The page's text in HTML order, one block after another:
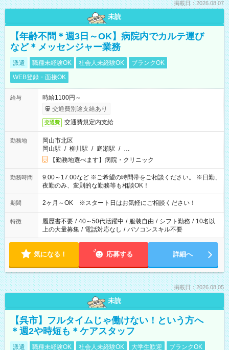
掲載日：2026.08.07
未読
【年齢不問＊週3日～OK】病院内でカルテ運び
など＊メッセンジャー業務
派遣 職種未経験OK 社会人未経験OK
ブランクOK
WEB登録・面接OK
給与
時給1100円～
交通費別途支給あり
交通費 交通費規定内支給
勤務地
岡山市北区
岡山駅 / 柳川駅 / 庭瀬駅 / …
【勤務地選べます】病院・クリニック
勤務時間
9:00～17:00など ※ご希望の時間帯をご相談ください。 ※日勤、
夜勤のみ、変則的な勤務等も相談OK！
期間 2ヶ月～OK ※スタート日はお気軽にご相談ください！
特徴 履歴書不要 / 40～50代活躍中 / 服装自由 / シフト勤務 / 10名以
上の大量募集 / 電話対応なし / パソコンスキル不要
気になる！ 応募する 詳細へ
掲載日：2026.08.05
未読
【呉市】フルタイムじゃ働けない！という方へ
＊週2や時短も＊ケアスタッフ
派遣 職種未経験OK 社会人未経験OK 大学生歓迎
ブランクOK